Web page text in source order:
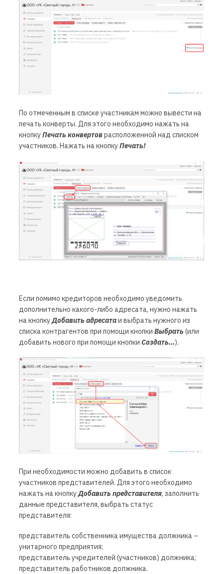
По отмеченным в списке участникам можно вывести на
печать конверты. Для этого необходимо нажать на
кнопкуПечать конвертоврасположенной над списком
участников. Нажать на кнопкуПечать!
Если помимо кредиторов необходимо уведомить
дополнительно какого-либо адресата, нужно нажать
на кнопкуДобавить адресатаи выбрать нужного из
списка контрагентов при помощи кнопки Выбрать (или
добавить нового при помощи кнопки Создать…).
При необходимости можно добавить в список
участников представителей. Для этого необходимо
нажать на кнопкуДобавить представителя, заполнить
данные представителя, выбрать статус
представителя:
представитель собственника имущества должника –
унитарного предприятия;
представитель учредителей (участников) должника;
представитель работников должника.